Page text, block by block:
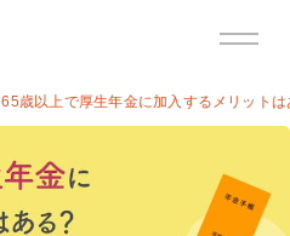
65歳以上で厚生年金に加入するメリット